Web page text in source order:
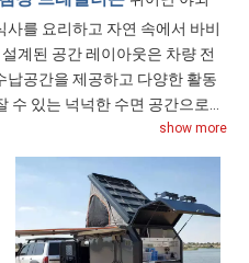
를 요리하고 자연 속에서 바비
계된 공간 레이아웃은 차량 전
납공간을 제공하고 다양한 활동
수 있는 넉넉한 수면 공간으로
편안한 잠자리를 보장합니다. 태
해 자급자족하고 편안하며 편리
show more